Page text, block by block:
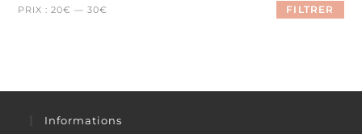
Prix
Prix
FILTRER
PRIX :20€ —30€
Informations